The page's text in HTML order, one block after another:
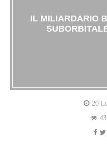
IL MILIARDARIO
20